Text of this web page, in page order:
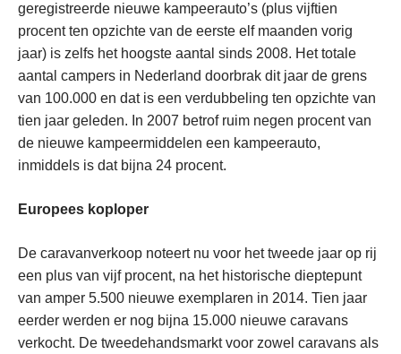
geregistreerde nieuwe kampeerauto’s (plus vijftien
procent ten opzichte van de eerste elf maanden vorig
jaar) is zelfs het hoogste aantal sinds 2008. Het totale
aantal campers in Nederland doorbrak dit jaar de grens
van 100.000 en dat is een verdubbeling ten opzichte van
tien jaar geleden. In 2007 betrof ruim negen procent van
de nieuwe kampeermiddelen een kampeerauto,
inmiddels is dat bijna 24 procent.
Europees koploper
De caravanverkoop noteert nu voor het tweede jaar op rij
een plus van vijf procent, na het historische dieptepunt
van amper 5.500 nieuwe exemplaren in 2014. Tien jaar
eerder werden er nog bijna 15.000 nieuwe caravans
verkocht. De tweedehandsmarkt voor zowel caravans als